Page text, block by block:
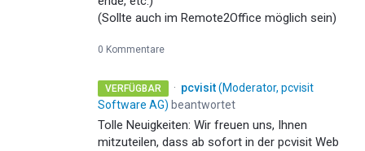
(Sollte auch im Remote2Office möglich sein)
0 Kommentare
VERFÜGBAR · pcvisit(Moderator, pcvisit
Software AG) beantwortet
Tolle Neuigkeiten: Wir freuen uns, Ihnen
mitzuteilen, dass ab sofort in der pcvisit Web